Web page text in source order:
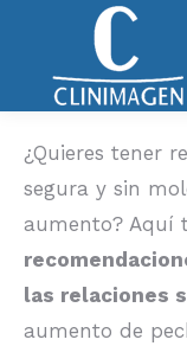
¿Quieres tener
segura y sin
aumento? Aquí
las relaciones
aumento de